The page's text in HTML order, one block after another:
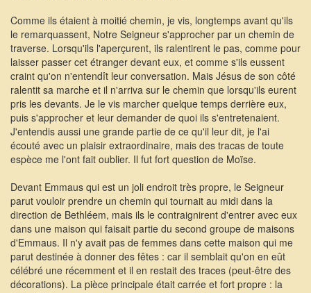
Comme ils étaient à moitié chemin, je vis, longtemps avant qu'ils
le remarquassent, Notre Seigneur s'approcher par un chemin de
traverse. Lorsqu'ils l'aperçurent, ils ralentirent le pas, comme pour
laisser passer cet étranger devant eux, et comme s'ils eussent
craint qu'on n'entendît leur conversation. Mais Jésus de son côté
ralentit sa marche et il n'arriva sur le chemin que lorsqu'ils eurent
pris les devants. Je le vis marcher quelque temps derrière eux,
puis s'approcher et leur demander de quoi ils s'entretenaient.
J'entendis aussi une grande partie de ce qu'il leur dit, je l'ai
écouté avec un plaisir extraordinaire, mais des tracas de toute
espèce me l'ont fait oublier. Il fut fort question de Moïse.
Devant Emmaus qui est un joli endroit très propre, le Seigneur
parut vouloir prendre un chemin qui tournait au midi dans la
direction de Bethléem, mais ils le contraignirent d'entrer avec eux
dans une maison qui faisait partie du second groupe de maisons
d'Emmaus. Il n'y avait pas de femmes dans cette maison qui me
parut destinée à donner des fêtes : car il semblait qu'on en eût
célébré une récemment et il en restait des traces (peut-être des
décorations). La pièce principale était carrée et fort propre : la